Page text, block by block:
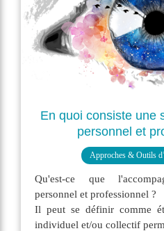
En quoi consiste une
personnel et
Approches & Outils
Qu'est-ce que
personnel et professionnel ?
Il peut se définir comme
individuel et/ou collectif